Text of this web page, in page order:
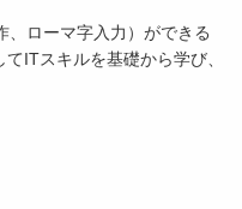
、ローマ字入力）ができる
ITスキルを基礎から学び、